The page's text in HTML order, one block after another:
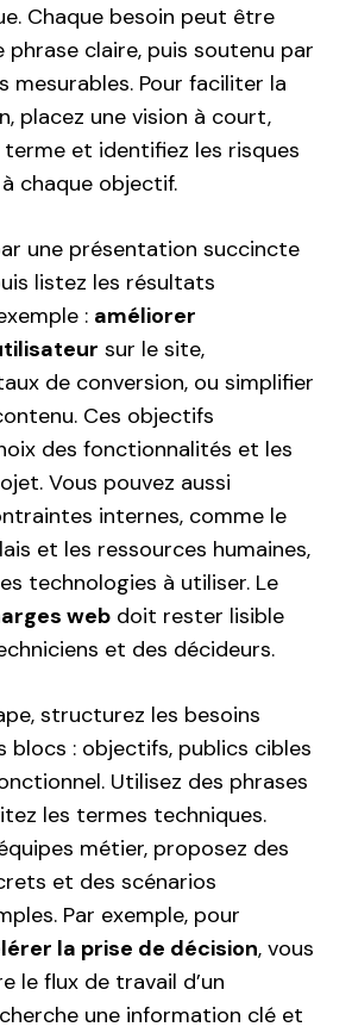
Chaque besoin peut être
phrase claire, puis soutenu par
mesurables. Pour faciliter la
placez une vision à court,
et identifiez les risques
chaque objectif.
une présentation succincte
listez les résultats
: améliorer
sur le site,
de conversion, ou simplifier
Ces objectifs
des fonctionnalités et les
Vous pouvez aussi
internes, comme le
et les ressources humaines,
technologies à utiliser. Le
web doit rester lisible
et des décideurs.
structurez les besoins
blocs : objectifs, publics cibles
Utilisez des phrases
les termes techniques.
métier, proposez des
et des scénarios
Par exemple, pour
la prise de décision, vous
le flux de travail d’un
une information clé et